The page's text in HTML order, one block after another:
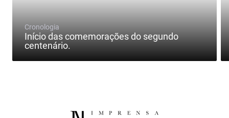
Cronologia
Início das comemorações do segundo
centenário.